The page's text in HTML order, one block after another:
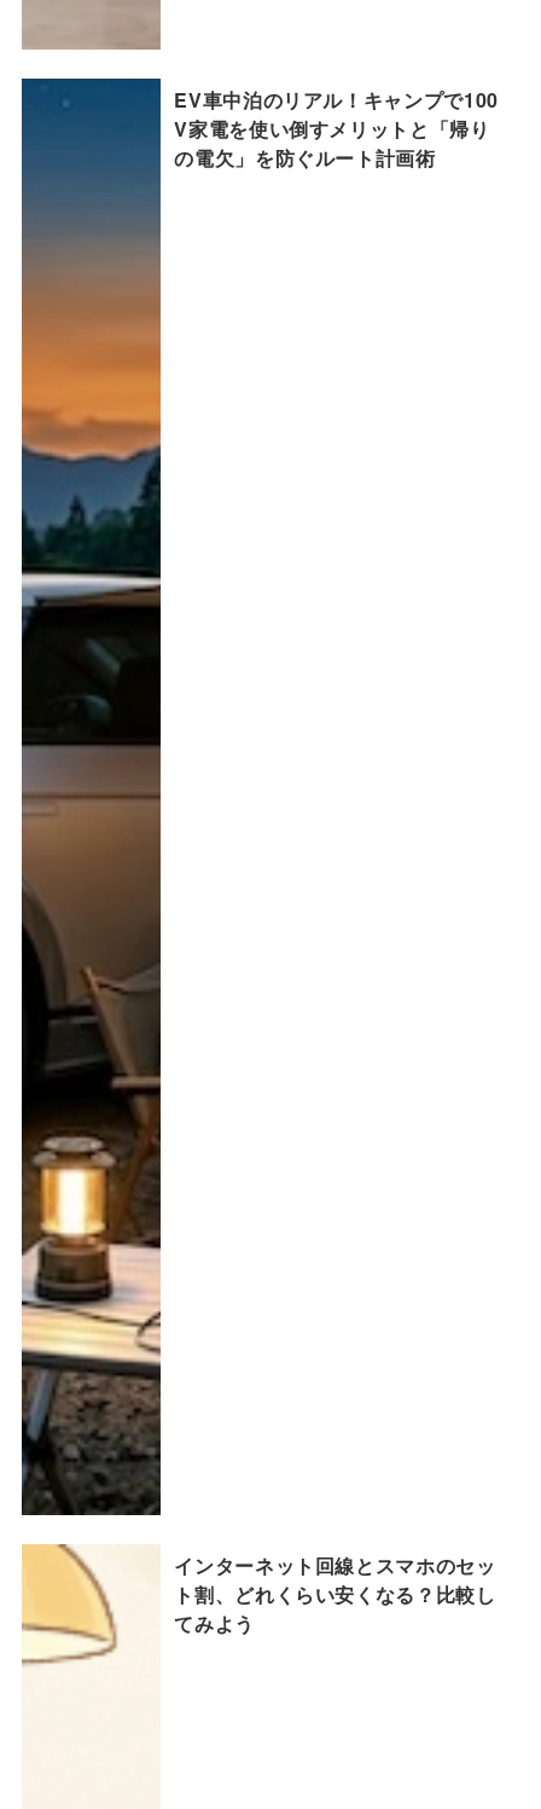
EV車中泊のリアル！キャンプで100
V家電を使い倒すメリットと「帰り
の電欠」を防ぐルート計画術
インターネット回線とスマホのセッ
ト割、どれくらい安くなる？比較し
てみよう